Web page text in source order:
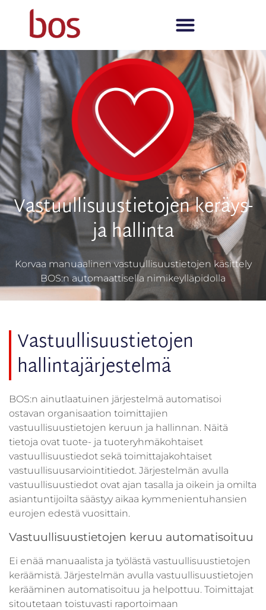
Vastuullisuustietojen keräys-
ja hallinta
Korvaa manuaalinen vastuullisuustietojen käsittely
BOS:n automaattisella nimikeylläpidolla
Vastuullisuustietojen
hallintajärjestelmä
BOS:n ainutlaatuinen järjestelmä automatisoi
ostavan organisaation toimittajien
vastuullisuustietojen keruun ja hallinnan. Näitä
tietoja ovat tuote- ja tuoteryhmäkohtaiset
vastuullisuustiedot sekä toimittajakohtaiset
vastuullisuusarviointitiedot. Järjestelmän avulla
vastuullisuustiedot ovat ajan tasalla ja oikein ja omilta
asiantuntijoilta säästyy aikaa kymmenientuhansien
eurojen edestä vuosittain.
Vastuullisuustietojen keruu automatisoituu
Ei enää manuaalista ja työlästä vastuullisuustietojen
keräämistä. Järjestelmän avulla vastuullisuustietojen
kerääminen automatisoituu ja helpottuu. Toimittajat
sitoutetaan toistuvasti raportoimaan